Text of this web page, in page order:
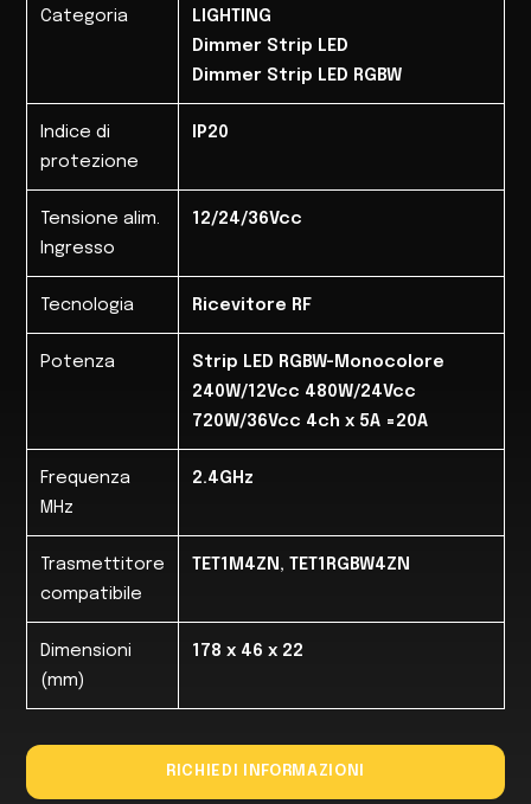
Categoria
LIGHTING
Dimmer Strip LED
Dimmer Strip LED RGBW
Indice di
protezione
IP20
Tensione alim.
Ingresso
12/24/36Vcc
Tecnologia Ricevitore RF
Potenza
Strip LED RGBW-Monocolore
240W/12Vcc 480W/24Vcc
720W/36Vcc 4ch x 5A =20A
Frequenza
MHz
2.4GHz
Trasmettitore
compatibile
TET1M4ZN, TET1RGBW4ZN
Dimensioni
(mm)
178 x 46 x 22
RICHIEDI INFORMAZIONI